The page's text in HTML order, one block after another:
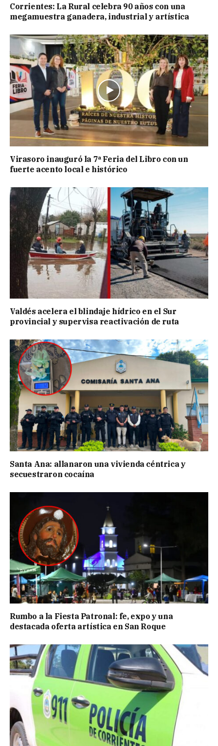
Corrientes: La Rural celebra 90 años con una
megamuestra ganadera, industrial y artística
Virasoro inauguró la 7ª Feria del Libro con un
fuerte acento local e histórico
Valdés acelera el blindaje hídrico en el Sur
provincial y supervisa reactivación de ruta
Santa Ana: allanaron una vivienda céntrica y
secuestraron cocaína
Rumbo a la Fiesta Patronal: fe, expo y una
destacada oferta artística en San Roque